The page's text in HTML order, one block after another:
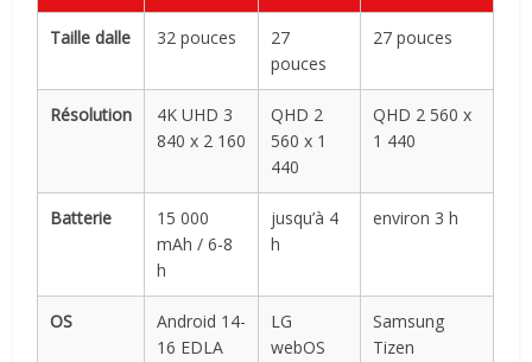
Taille dalle 32 pouces
27
pouces
27 pouces
Résolution
4K UHD 3
840 x 2 160
QHD 2
560 x 1
440
QHD 2 560 x
1 440
Batterie
15 000
mAh / 6-8
h
jusqu’à 4
h
environ 3 h
OS
Android 14-
16 EDLA
LG
webOS
Samsung
Tizen